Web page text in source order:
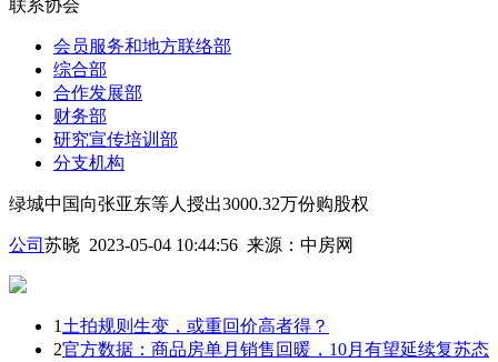
联系协会
会员服务和地方联络部
综合部
合作发展部
财务部
研究宣传培训部
分支机构
绿城中国向张亚东等人授出3000.32万份购股权
公司 苏晓 2023-05-04 10:44:56 来源： 中房网
1 土拍规则生变，或重回价高者得？
2官方数据：商品房单月销售回暖，10月有望延续复苏态